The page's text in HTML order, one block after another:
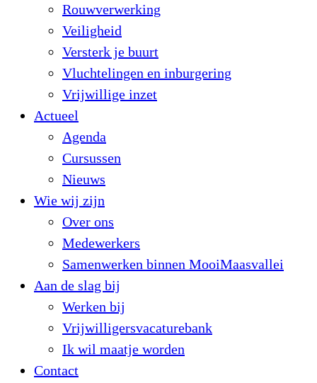
Rouwverwerking
Veiligheid
Versterk je buurt
Vluchtelingen en inburgering
Vrijwillige inzet
Actueel
Agenda
Cursussen
Nieuws
Wie wij zijn
Over ons
Medewerkers
Samenwerken binnen MooiMaasvallei
Aan de slag bij
Werken bij
Vrijwilligersvacaturebank
Ik wil maatje worden
Contact